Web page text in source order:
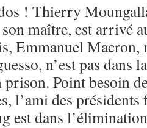
! Thierry
maître, est arrivé
Emmanuel Macron,
n’est pas dans
prison. Point besoin
l’ami des présidents
est dans